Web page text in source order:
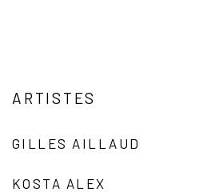
ARTISTES
GILLES AILLAUD
KOSTA ALEX